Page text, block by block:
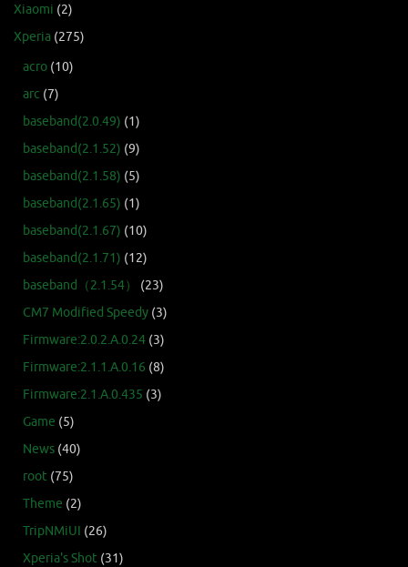
Xiaomi (2)
Xperia (275)
acro (10)
arc (7)
baseband(2.0.49) (1)
baseband(2.1.52) (9)
baseband(2.1.58) (5)
baseband(2.1.65) (1)
baseband(2.1.67) (10)
baseband(2.1.71) (12)
baseband（2.1.54）
(23)
CM7 Modified Speedy (3)
Firmware:2.0.2.A.0.24 (3)
Firmware:2.1.1.A.0.16 (8)
Firmware:2.1.A.0.435 (3)
Game (5)
News (40)
root (75)
Theme (2)
TripNMiUI (26)
Xperia's Shot (31)